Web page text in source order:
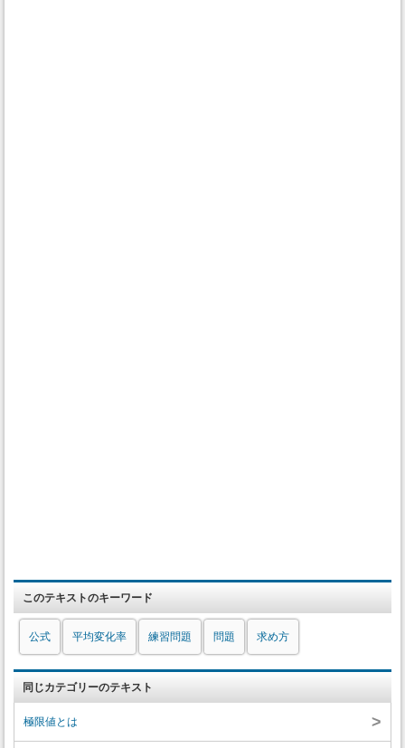
このテキストのキーワード
公式 平均変化率 練習問題 問題 求め方
同じカテゴリーのテキスト
極限値とは >